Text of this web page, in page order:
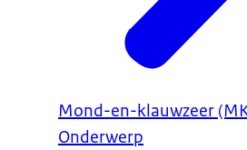
Mond-en-klauwzeer
Onderwerp